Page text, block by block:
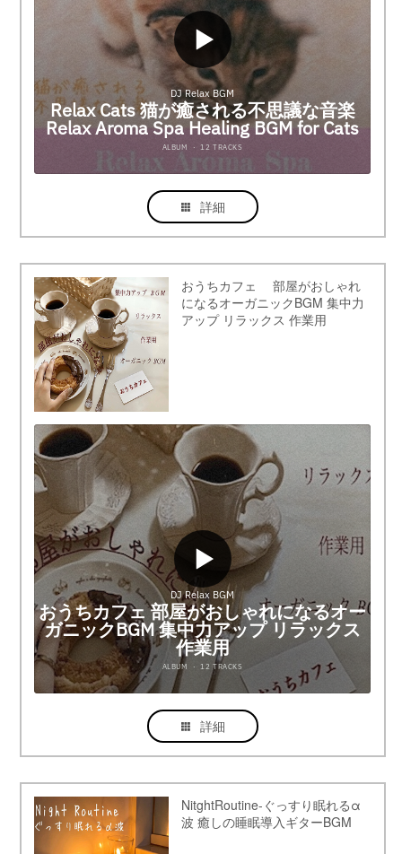
詳細
おうちカフェ 部屋がおしゃれ
になるオーガニックBGM 集中力
アップ リラックス 作業用
詳細
NitghtRoutine-ぐっすり眠れるα
波 癒しの睡眠導入ギターBGM